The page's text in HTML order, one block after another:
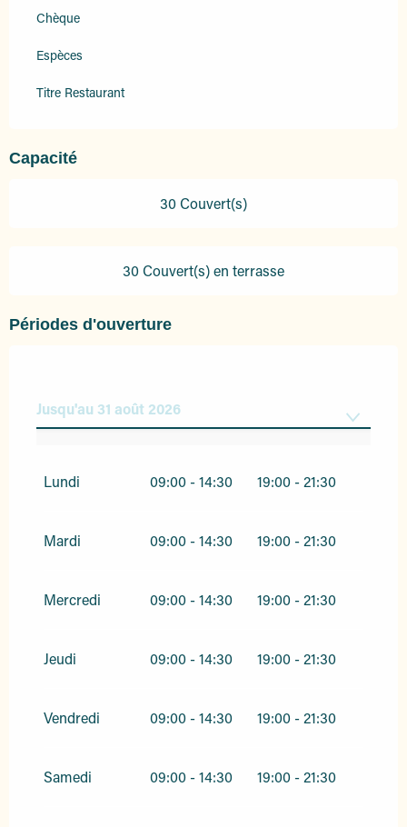
Chèque
Espèces
Titre Restaurant
Capacité
30 Couvert(s)
30 Couvert(s) en terrasse
Périodes d'ouverture
Jusqu'au 31 août 2026
Du11 décembre 2026 au31 décembre
Lundi 09:00 - 14:30 19:00 - 21:30
Mardi 09:00 - 14:30 19:00 - 21:30
Mercredi 09:00 - 14:30 19:00 - 21:30
Jeudi 09:00 - 14:30 19:00 - 21:30
Vendredi 09:00 - 14:30 19:00 - 21:30
Samedi 09:00 - 14:30 19:00 - 21:30